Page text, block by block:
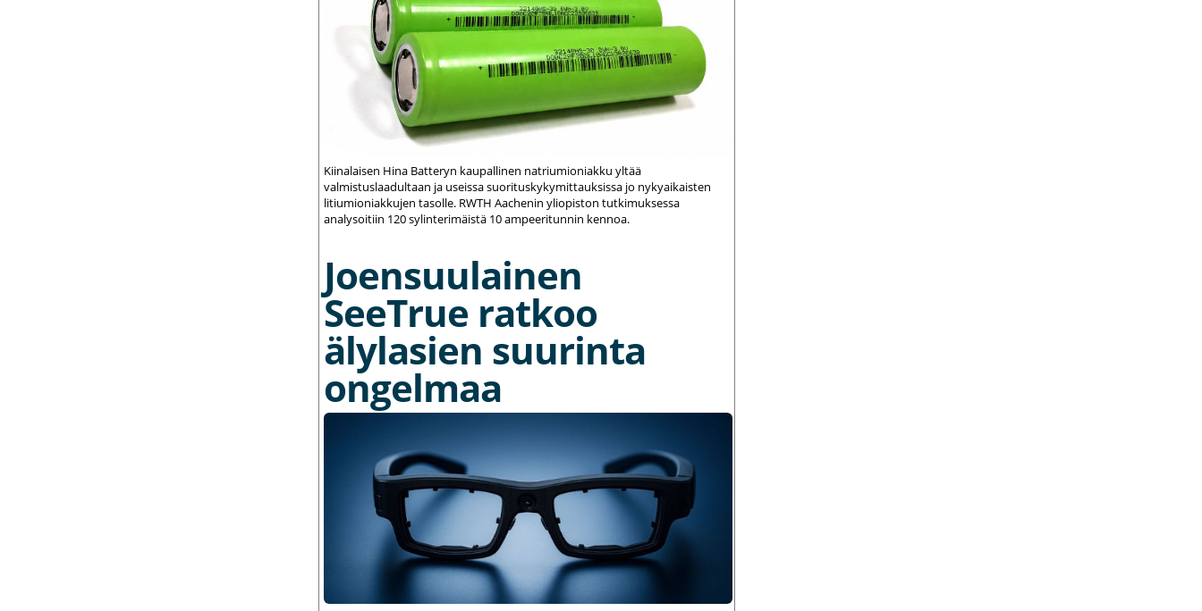
Kiinalaisen Hina Batteryn kaupallinen natriumioniakku yltää
valmistuslaadultaan ja useissa suorituskykymittauksissa jo nykyaikaisten
litiumioniakkujen tasolle. RWTH Aachenin yliopiston tutkimuksessa
analysoitiin 120 sylinterimäistä 10 ampeeritunnin kennoa.
Joensuulainen
SeeTrue ratkoo
älylasien suurinta
ongelmaa